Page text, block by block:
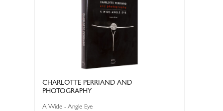
CHARLOTTE PERRIAND AND
PHOTOGRAPHY
A Wide - Angle Eye